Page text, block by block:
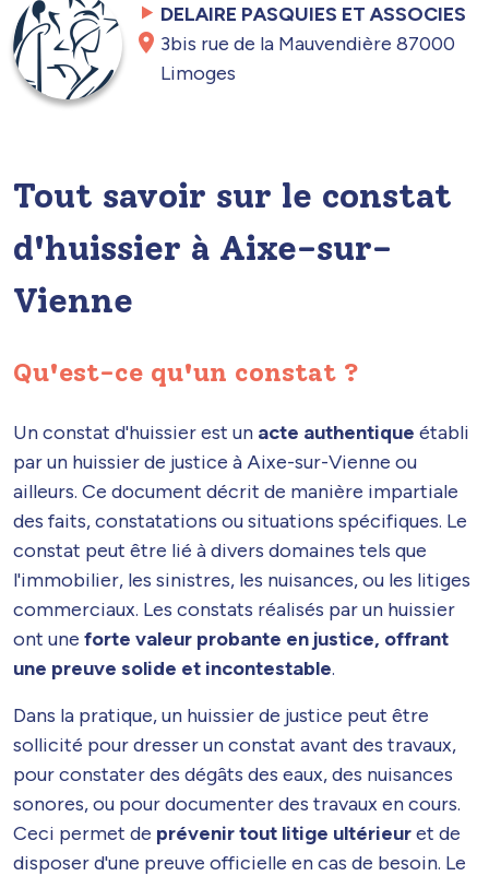
DELAIRE PASQUIES ET ASSOCIES
3bis rue de la Mauvendière 87000
Limoges
Tout savoir sur le constat
d'huissier à Aixe-sur-
Vienne
Qu'est-ce qu'un constat ?
Un constat d'huissier est un acte authentique établi
par un huissier de justice à Aixe-sur-Vienne ou
ailleurs. Ce document décrit de manière impartiale
des faits, constatations ou situations spécifiques. Le
constat peut être lié à divers domaines tels que
l'immobilier, les sinistres, les nuisances, ou les litiges
commerciaux. Les constats réalisés par un huissier
ont une forte valeur probante en justice, offrant
une preuve solide et incontestable.
Dans la pratique, un huissier de justice peut être
sollicité pour dresser un constat avant des travaux,
pour constater des dégâts des eaux, des nuisances
sonores, ou pour documenter des travaux en cours.
Ceci permet de prévenir tout litige ultérieuret de
disposer d'une preuve officielle en cas de besoin. Le